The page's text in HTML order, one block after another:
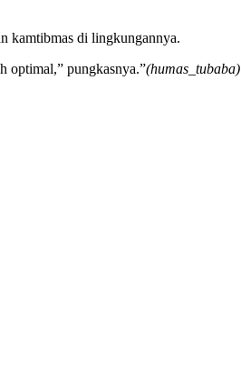
kamtibmas di lingkungannya.
optimal,” pungkasnya.”(humas_tubaba)